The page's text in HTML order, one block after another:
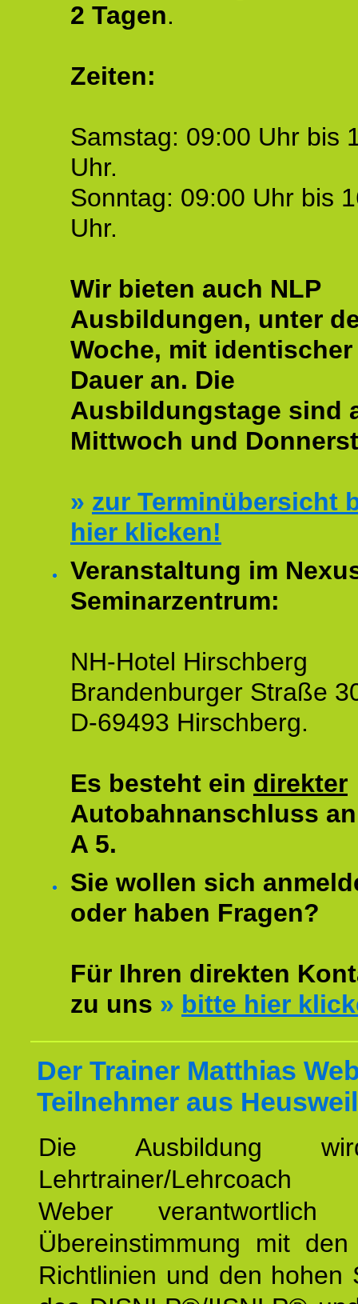
2 Tagen.
Zeiten:
Samstag: 09:00 Uhr bis
Uhr.
Sonntag: 09:00 Uhr bis
Uhr.
Wir bieten auch NLP
Ausbildungen, unter
Woche, mit identischer
Dauer an. Die
Ausbildungstage sind
Mittwoch und
» zur Terminübersicht
hier klicken!
Veranstaltung im
Seminarzentrum:
NH-Hotel Hirschberg
Brandenburger Straße
D-69493 Hirschberg.
Es besteht ein direkter
Autobahnanschluss
A 5.
Sie wollen sich
oder haben Fragen?
Für Ihren direkten
zu uns » bitte hier
Der Trainer Matthias
Teilnehmer aus
Die Ausbildung
Lehrtrainer/Lehrcoach
Weber
Übereinstimmung mit den
Richtlinien und den hohen